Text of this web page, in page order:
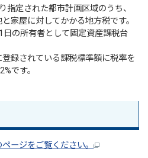
指定された都市計画区域のうち、
家屋に対してかかる地方税です。
の所有者として固定資産課税台
録されている課税標準額に税率を
です。
ージをご覧ください。